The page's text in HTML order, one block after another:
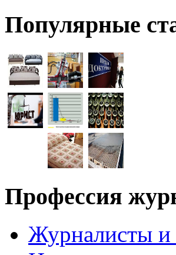
Популярные
Профессия
Журналисты и